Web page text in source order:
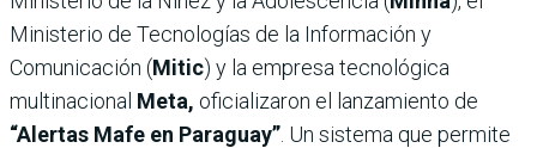
Ministerio de Tecnologías de la Información y
Comunicación (Mitic) y la empresa tecnológica
multinacional Meta, oficializaron el lanzamiento de
“Alertas Mafe en Paraguay” . Un sistema que permite